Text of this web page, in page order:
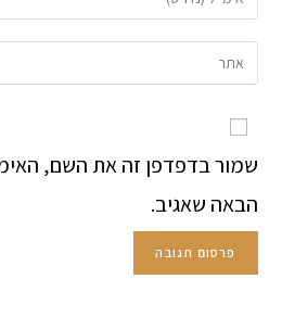
שמור בדפדפן זה את השם,
הבאה שאגיב.